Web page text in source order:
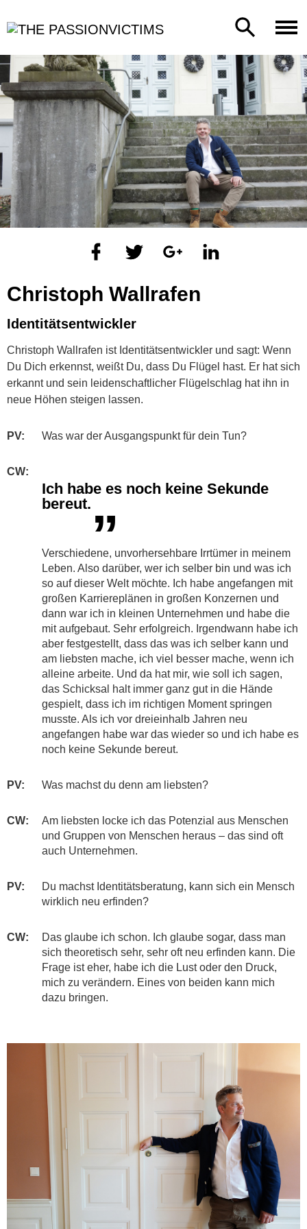
Christoph Wallrafen
Identitätsentwickler
Christoph Wallrafen ist Identitätsentwickler und sagt: Wenn
Du Dich erkennst, weißt Du, dass Du Flügel hast. Er hat sich
erkannt und sein leidenschaftlicher Flügelschlag hat ihn in
neue Höhen steigen lassen.
PV: ​​Was war der Ausgangspunkt für dein Tun?
CW:
Ich habe es noch keine Sekunde
bereut.”
Verschiedene, unvorhersehbare Irrtümer in meinem
Leben. Also darüber, wer ich selber bin und was ich
so auf dieser Welt möchte. Ich habe angefangen mit
großen Karriereplänen in großen Konzernen und
dann war ich in kleinen Unternehmen und habe die
mit aufgebaut. Sehr erfolgreich. Irgendwann habe ich
aber festgestellt, dass das was ich selber kann und
am liebsten mache, ich viel besser mache, wenn ich
alleine arbeite. Und da hat mir, wie soll ich sagen,
das Schicksal halt immer ganz gut in die Hände
gespielt, dass ich im richtigen Moment springen
musste. Als ich vor dreieinhalb Jahren neu
angefangen habe war das wieder so und ich habe es
noch keine Sekunde bereut.
PV: ​​​Was machst du denn am liebsten?
CW:
​​Am liebsten locke ich das Potenzial aus Menschen
und Gruppen von Menschen heraus – das sind oft
auch Unternehmen.
PV:
​Du machst Identitätsberatung, kann sich ein Mensch
wirklich neu erfinden?
CW:
​Das glaube ich schon. Ich glaube sogar, dass man
sich theoretisch sehr, sehr oft neu erfinden kann. Die
Frage ist eher, habe ich die Lust oder den Druck,
mich zu verändern. Eines von beiden kann mich
dazu bringen.